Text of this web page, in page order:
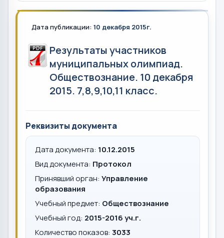
Дата публикации: 10 декабря 2015г.
Результаты участников
муниципальных олимпиад.
Обществознание. 10 декабря
2015. 7,8,9,10,11 класс.
Реквизиты документа
Дата документа: 10.12.2015
Вид документа: Протокол
Принявший орган: Управление
образования
Учебный предмет: Обществознание
Учебный год: 2015-2016 уч.г.
Количество показов: 3033